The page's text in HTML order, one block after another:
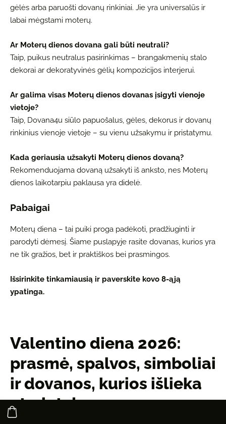
gėlės arba paruošti dovanų rinkiniai. Jie yra universalūs ir
labai mėgstami moterų.
Ar Moterų dienos dovana gali būti neutrali?
Taip, puikus neutralus pasirinkimas – brangakmenių stalo
dekorai ar dekoratyvinės gėlių kompozicijos interjerui.
Ar galima visas Moterų dienos dovanas įsigyti vienoje
vietoje?
Taip, Dovana4u siūlo papuošalus, gėles, dekorus ir dovanų
rinkinius vienoje vietoje – su vienu užsakymu ir pristatymu.
Kada geriausia užsakyti Moterų dienos dovaną?
Rekomenduojama dovaną užsakyti iš anksto, nes Moterų
dienos laikotarpiu paklausa yra didelė.
Pabaigai
Moterų diena – tai puiki proga padėkoti, pradžiuginti ir
parodyti dėmesį. Šiame puslapyje rasite dovanas, kurios yra
ne tik gražios, bet ir praktiškos bei prasmingos.
Išsirinkite tinkamiausią ir paverskite kovo 8-ąją
ypatinga.
Valentino diena 2026:
prasmė, spalvos, simboliai
ir dovanos, kurios išlieka
atmintyje